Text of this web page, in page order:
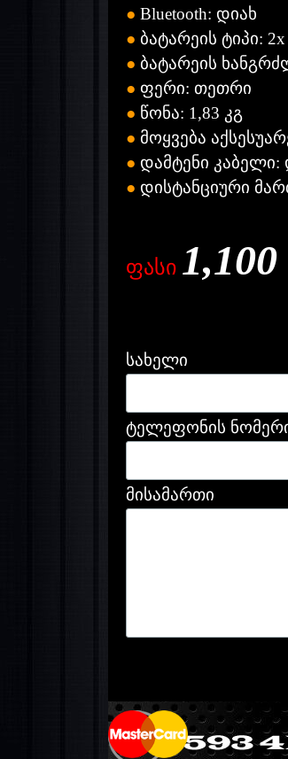
●Bluetooth: დიახ
● ბატარეის ტიპი:
● ბატარეის
● ფერი: თეთრი
● წონა: 1,83 კგ
● მოყვება
● დამტენი კაბელი:
● დისტანციური
ფასი 1,100
სახელი
ტელეფონის
მისამართი